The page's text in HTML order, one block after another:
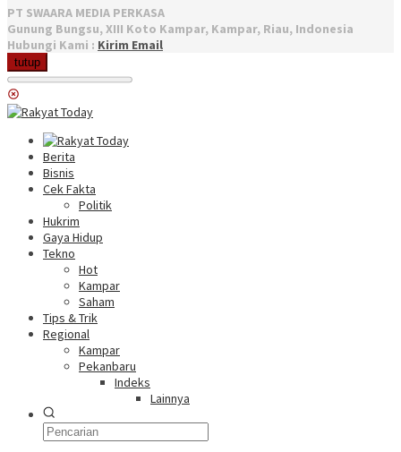
PT SWAARA MEDIA PERKASA
Gunung Bungsu, XIII Koto Kampar, Kampar, Riau, Indonesia
Hubungi Kami : Kirim Email
tutup
Berita
Bisnis
Cek Fakta
Politik
Hukrim
Gaya Hidup
Tekno
Hot
Kampar
Saham
Tips & Trik
Regional
Kampar
Pekanbaru
Indeks
Lainnya